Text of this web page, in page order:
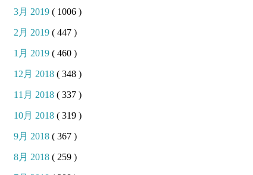
3月 2019 ( 1006 )
2月 2019 ( 447 )
1月 2019 ( 460 )
12月 2018 ( 348 )
11月 2018 ( 337 )
10月 2018 ( 319 )
9月 2018 ( 367 )
8月 2018 ( 259 )